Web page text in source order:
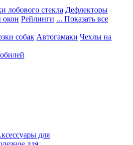
лобового стекла Дефлекторы
окон Рейлинги ... Показать все
собак Автогамаки Чехлы на
для